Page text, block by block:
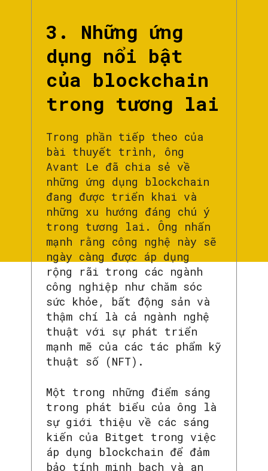
3. Những ứng
dụng nổi bật
của blockchain
trong tương lai
Trong phần tiếp theo của
bài thuyết trình, ông
Avant Le đã chia sẻ về
những ứng dụng blockchain
đang được triển khai và
những xu hướng đáng chú ý
trong tương lai. Ông nhấn
mạnh rằng công nghệ này sẽ
ngày càng được áp dụng
rộng rãi trong các ngành
công nghiệp như chăm sóc
sức khỏe, bất động sản và
thậm chí là cả ngành nghệ
thuật với sự phát triển
mạnh mẽ của các tác phẩm kỹ
thuật số (NFT).
Một trong những điểm sáng
trong phát biểu của ông là
sự giới thiệu về các sáng
kiến của Bitget trong việc
áp dụng blockchain để đảm
bảo tính minh bạch và an